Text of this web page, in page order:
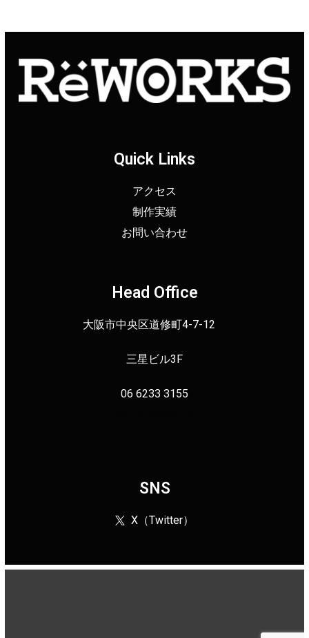
Quick Links
アクセス
制作実績
お問い合わせ
Head Office
大阪市中央区道修町4-7-12
三星ビル3F
06 6233 3155
SNS
X（Twitter）